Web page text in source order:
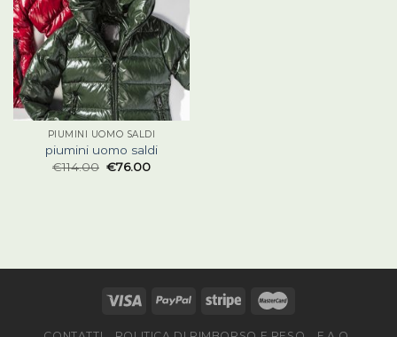
PIUMINI UOMO SALDI
piumini uomo saldi
€114.00 €76.00